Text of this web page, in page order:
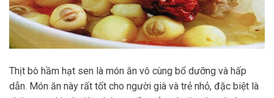
Thịt bò hầm hạt sen là món ăn vô cùng bổ dưỡng và hấp
dẫn. Món ăn này rất tốt cho người già và trẻ nhỏ, đặc biệt là